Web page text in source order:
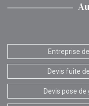
Entreprise
Devis fuite
Devis pose